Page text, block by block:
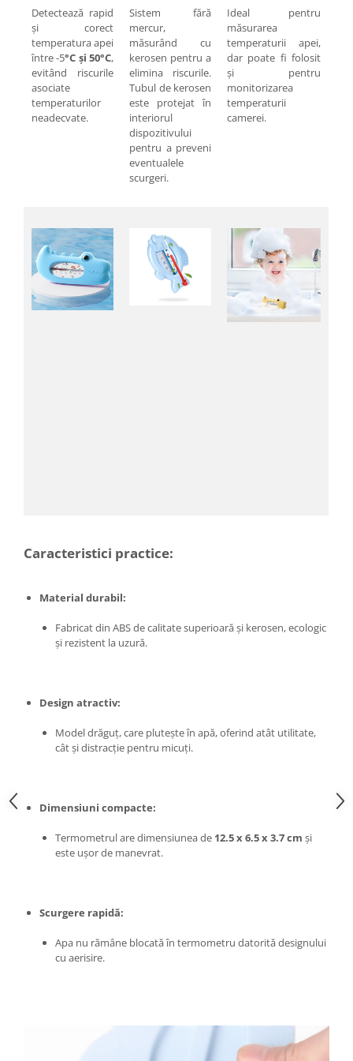
Pentru Casa si Camping
Aragaze, plite, piese butelii de
voiaj
Accesorii aragaze & butelii
Butelii
Gratare
Pirostrii si accesorii pentru gatit
Coliere plastic
Conectori/doze
Corpuri de iluminat
Lampi solare
Aparate de spalat cu presiune
Articole si accesorii pentru baie
Baterii bucatarie
Baterii cada
Chiuvete bucatarie compozit
Chiuvete inox
Coloane de dus
Scari
Climatizare si echipamente de
incalzire
Echipamente pt incalzire
Paturi electrice cu incalzire
Kituri de siguranta si supravietuire
Detectează rapid
și corect
temperatura apei
între -5°C și 50°C,
evitând riscurile
asociate
temperaturilor
neadecvate.
Sistem fără
mercur,
măsurând cu
kerosen pentru a
elimina riscurile.
Tubul de kerosen
este protejat în
interiorul
dispozitivului
pentru a preveni
eventualele
scurgeri.
Ideal pentru
măsurarea
temperaturii apei,
dar poate fi folosit
și pentru
monitorizarea
temperaturii
camerei.
Caracteristici practice:
Material durabil:
Fabricat din ABS de calitate superioară și kerosen, ecologic
și rezistent la uzură.
Design atractiv:
Model drăguț, care plutește în apă, oferind atât utilitate,
cât și distracție pentru micuți.
Dimensiuni compacte:
Termometrul are dimensiunea de 12.5 x 6.5 x 3.7 cm și
este ușor de manevrat.
Scurgere rapidă:
Apa nu rămâne blocată în termometru datorită designului
cu aerisire.